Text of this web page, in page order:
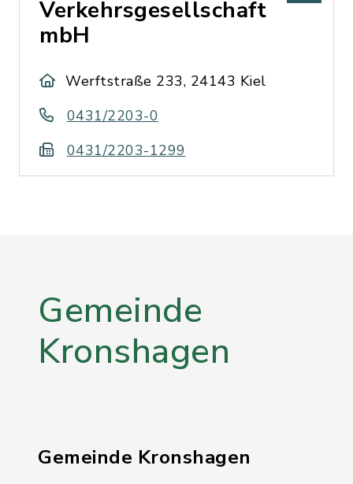
Verkehrsgesellschaft
mbH
Werftstraße 233, 24143 Kiel
0431/2203-0
0431/2203-1299
Gemeinde
Kronshagen
Gemeinde Kronshagen